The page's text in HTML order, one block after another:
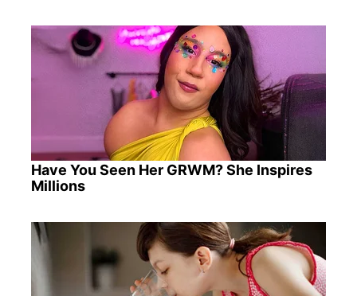
Have You Seen Her GRWM? She Inspires
Millions